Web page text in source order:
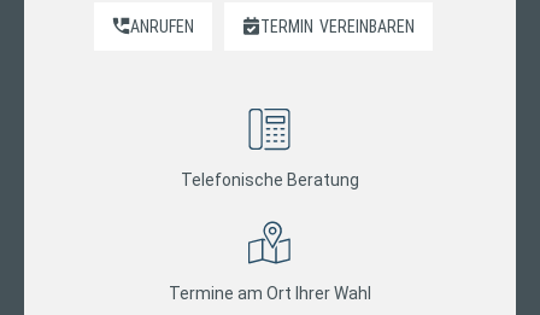
ANRUFEN TERMIN VEREINBAREN
Telefonische Beratung
Termine am Ort Ihrer Wahl